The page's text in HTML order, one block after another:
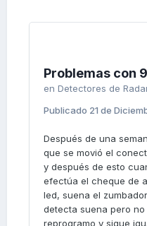
Problemas con
en Detectores de
Publicado 21 de
Después de una
que se movió el
y después de esto
efectúa el cheque de
led, suena el
detecta suena pero
reprogramo y sigue